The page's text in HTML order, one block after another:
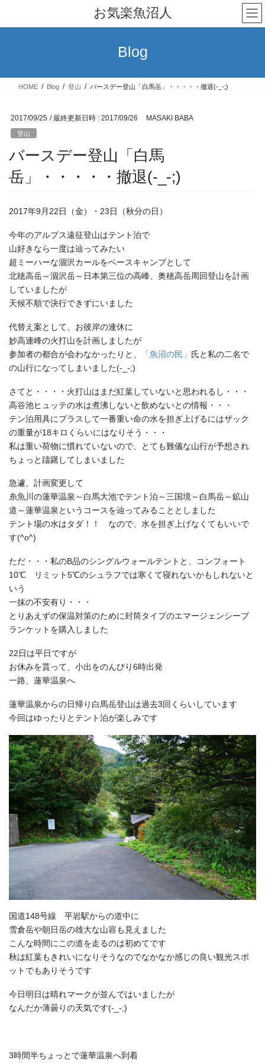
テ
ス
ゲ
ン
お気楽魚沼人
Blog
HOME Blog 登山 バースデー登山「白馬岳」・・・・・撤退(-_-;)
2017/09/25 / 最終更新日時 : 2017/09/26 MASAKI BABA
登山
バースデー登山「白馬
岳」・・・・・撤退(-_-;)
2017年9月22日（金）・23日（秋分の日）
今年のアルプス遠征登山はテント泊で
山好きなら一度は辿ってみたい
超ミーハーな涸沢カールをベースキャンプとして
北穂高岳～涸沢岳～日本第三位の高峰、奥穂高岳周回登山を計画
していましたが
天候不順で決行できずにいました
代替え案として、お彼岸の連休に
妙高連峰の火打山を計画しましたが
参加者の都合が会わなかったりと、
「魚沼の民」 氏と私の二名で
の山行になってしまいました(-_-;)
さてと・・・・火打山はまだ紅葉していないと思われるし・・・
高谷池ヒュッテの水は煮沸しないと飲めないとの情報・・・
テン泊用具にプラスして一番重い命の水を担ぎ上げるにはザック
の重量が18キロくらいにはなりそう・・・
私は重い荷物に慣れていないので、とても難儀な山行が予想され
ちょっと躊躇してしまいました
急遽、計画変更して
糸魚川の蓮華温泉～白馬大池でテント泊～三国境～白馬岳～鉱山
道～蓮華温泉というコースを辿ってみることとしました
テント場の水はタダ！！ なので、水を担ぎ上げなくてもいいで
す(^o^)
ただ・・・私のB品のシングルウォールテントと、コンフォート
10℃ リミット5℃のシュラフでは寒くて寝れないかもしれないと
いう
一抹の不安有り・・・
とりあえずの保温対策のために封筒タイプのエマージェンシーブ
ランケットを購入しました
22日は平日ですが
お休みを貰って、小出をのんびり6時出発
一路、蓮華温泉へ
蓮華温泉からの日帰り白馬岳登山は過去3回くらいしています
今回はゆったりとテント泊が楽しみです
国道148号線 平岩駅からの道中に
雪倉岳や朝日岳の雄大な山容も見えました
こんな時間にこの道を走るのは初めてです
秋は紅葉もきれいになりそうなのでなかなか感じの良い観光スポ
ットでもありそうです
今日明日は晴れマークが並んではいましたが
なんだか薄曇りの天気です(-_-;)
3時間半ちょっとで蓮華温泉へ到着